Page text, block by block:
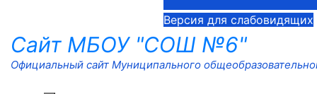
Версия для слабовидящих
Сайт МБОУ "СОШ №6"
Официальный сайт Муниципального